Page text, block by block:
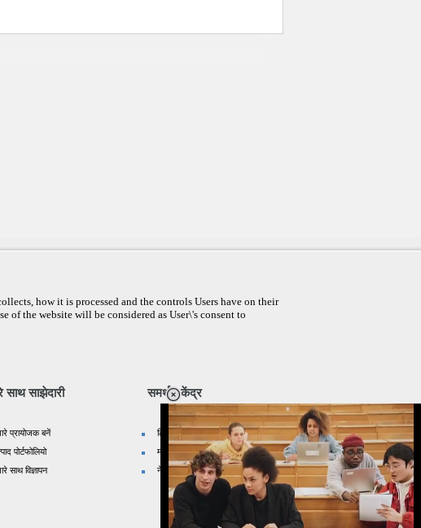
how it is processed and the controls Users have on their
of the website will be considered as User\'s consent to
साथ साझेदारी
प्रायोजक बनें
पोर्टफोलियो
साथ विज्ञापन
समर्थन केंद्र
लिंक प्रदान करे
मानचित्र सुझाएँ
नेटवर्क साइट